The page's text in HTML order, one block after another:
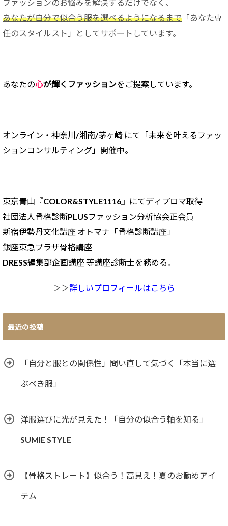
ファッションのお悩みを解決するだけでなく、
あなたが自分で似合う服を選べるようになるまで 「あなた専
任のスタイルスト」としてサポートしています。
あなたの心が輝くファッションをご提案しています。
オンライン・神奈川/湘南/茅ヶ崎 にて「未来を叶えるファッ
ションコンサルティング」開催中。
東京青山『COLOR&STYLE1116』にてディプロマ取得
社団法人骨格診断PLUSファッション分析協会正会員
新宿伊勢丹文化講座 オトマナ「骨格診断講座」
銀座東急プラザ骨格講座
DRESS編集部企画講座 等講座診断士を務める。
＞＞詳しいプロフィールはこちら
最近の投稿
「自分と服との関係性」問い直して気づく「本当に選
ぶべき服」
洋服選びに光が見えた！「自分の似合う軸を知る」
SUMIE STYLE
【骨格ストレート】似合う！高見え！夏のお勧めアイ
テム